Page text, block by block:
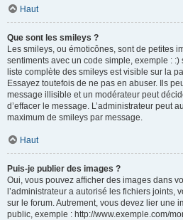
Haut
Que sont les smileys ?
Les smileys, ou émoticônes, sont de petites
sentiments avec un code simple, exemple :
liste complète des smileys est visible sur la
Essayez toutefois de ne pas en abuser. Ils
message illisible et un modérateur peut
d’effacer le message. L’administrateur peut
maximum de smileys par message.
Haut
Puis-je publier des images ?
Oui, vous pouvez afficher des images dans
l’administrateur a autorisé les fichiers joints,
sur le forum. Autrement, vous devez lier une
public, exemple : http://www.exemple.com/